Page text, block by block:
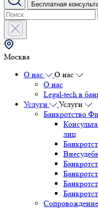
Бесплатная
Москва
О нас
О нас
О нас
Legal-tech в
Услуги
Услуги
Банкротство
лиц